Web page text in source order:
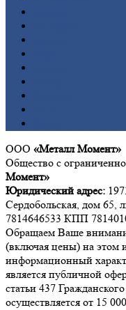
ООО «Металл Момент»
Общество с
Момент»
Юридический адрес:
Сердобольская, дом
7814646533 КПП
Обращаем Ваше
(включая цены) на этом
информационный
является публичной
статьи 437
осуществляется от 15